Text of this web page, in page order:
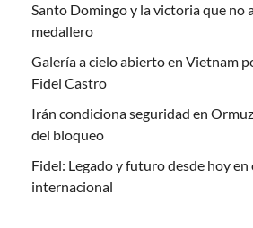
Santo Domingo y la victoria que no
medallero
Galería a cielo abierto en Vietnam
Fidel Castro
Irán condiciona seguridad en
del bloqueo
Fidel: Legado y futuro desde hoy
internacional